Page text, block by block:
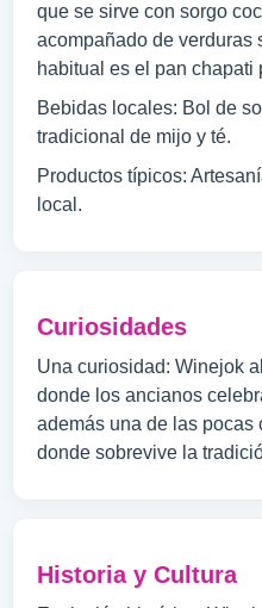
que se sirve con sorgo
acompañado de verduras
habitual es el pan chapati
Bebidas locales: Bol de
tradicional de mijo y té.
Productos típicos:
local.
Curiosidades
Una curiosidad: Winejok
donde los ancianos
además una de las
donde sobrevive la
Historia y Cultura